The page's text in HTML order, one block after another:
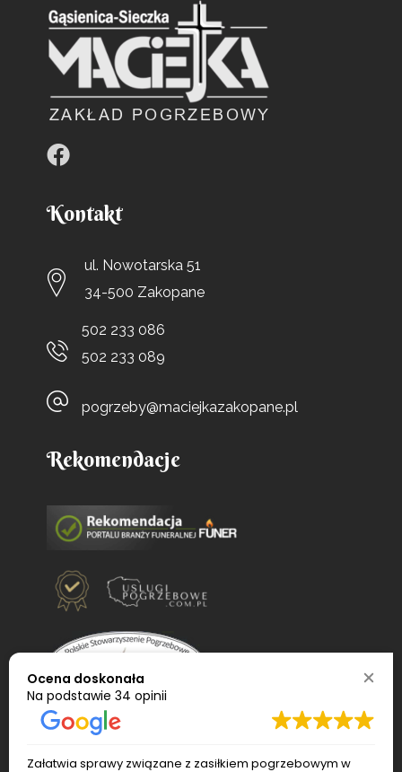
Kontakt
ul. Nowotarska 51
34-500 Zakopane
502 233 086
502 233 089
pogrzeby@maciejkazakopane.pl
Rekomendacje
Ocena doskonała
Na podstawie 34 opinii
Załatwia sprawy związane z zasiłkiem pogrzebowym w